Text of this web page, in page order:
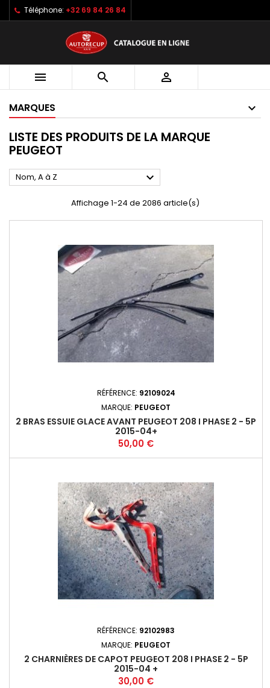
Téléphone: +32 69 84 26 84
  
MARQUES
LISTE DES PRODUITS DE LA MARQUE
PEUGEOT
Nom, A à Z 
Affichage 1-24 de 2086 article(s)
RÉFÉRENCE: 92109024
MARQUE: PEUGEOT
2 BRAS ESSUIE GLACE AVANT PEUGEOT 208 I PHASE 2 - 5P
2015-04+
Prix
50,00 €
RÉFÉRENCE: 92102983
MARQUE: PEUGEOT
2 CHARNIÈRES DE CAPOT PEUGEOT 208 I PHASE 2 - 5P
2015-04 +
Prix
30,00 €